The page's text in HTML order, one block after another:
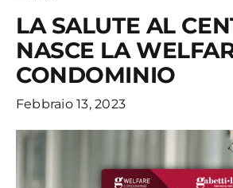
LA SALUTE AL
NASCE LA
CONDOMINIO
Febbraio 13, 2023